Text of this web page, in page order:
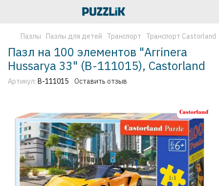
Пазлы Пазлы для детей Транспорт Транспорт Castorland
Пазл на 100 элементов "Arrinera
Hussarya 33" (B-111015), Castorland
Артикул: B-111015 Оставить отзыв